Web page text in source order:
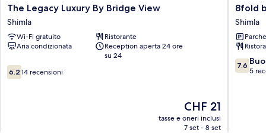
The
Legacy
Luxury
By
Bridge
Shimla
The Legacy Luxury By Bridge View
Shimla
Wi-Fi gratuito
Ristorante
Aria condizionata
Reception aperta 24 ore
su 24
6.2
su
6.2 14 recensioni
Il
prezzo
attuale
CHF 21
tasse e oneri inclusi
7 set - 8 set
8fold
by
LaRiSa
Shimla
8fold
Shimla
7.6
su
7.6
5